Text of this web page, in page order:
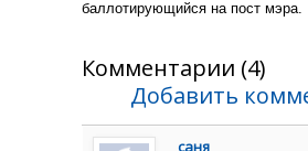
баллотирующийся на пост мэра.
Комментарии (4)
Добавить
саня